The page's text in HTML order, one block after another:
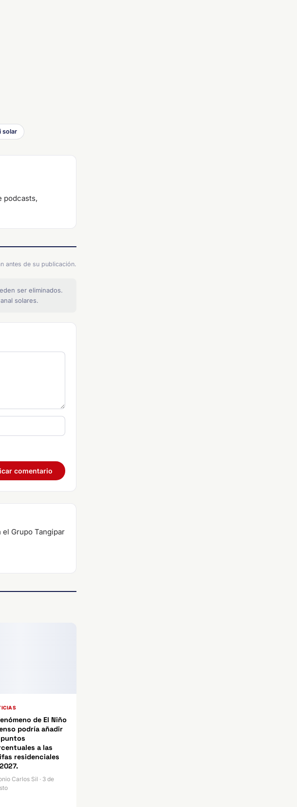
solar
podcasts,
antes de su publicación.
ser eliminados.
solares.
Grupo Tangipar
de El Niño
podría añadir
puntos
a las
residenciales
Carlos Sil · 3 de